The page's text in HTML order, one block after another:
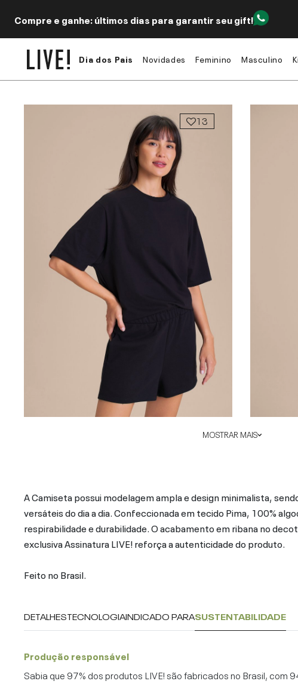
Compre e ganhe: últimos dias para garantir seu gift!
Dia dos Pais Novidades Feminino Masculino
13
MOSTRAR MAIS
A Camiseta possui modelagem ampla e design minimalista,
versáteis do dia a dia. Confeccionada em tecido Pima, 100%
respirabilidade e durabilidade. O acabamento em ribana no
exclusiva Assinatura LIVE! reforça a autenticidade do produto.
Feito no Brasil.
DETALHESTECNOLOGIAINDICADO PARASUSTENTABILIDADE
Produção responsável
Sabia que 97% dos produtos LIVE! são fabricados no Brasil, com